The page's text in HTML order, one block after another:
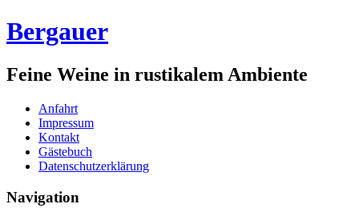
Bergauer
Feine Weine in rustikalem Ambiente
Anfahrt
Impressum
Kontakt
Gästebuch
Datenschutzerklärung
Navigation